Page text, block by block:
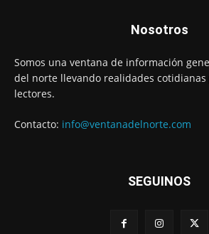
Nosotros
Somos una ventana de información
del norte llevando realidades
lectores.
Contacto: info@ventanadelnorte.com
SEGUINOS